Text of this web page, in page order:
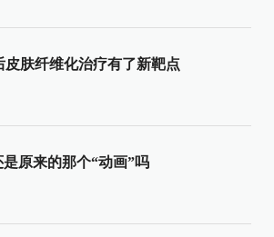
皮肤纤维化治疗有了新靶点
原来的那个“动画”吗